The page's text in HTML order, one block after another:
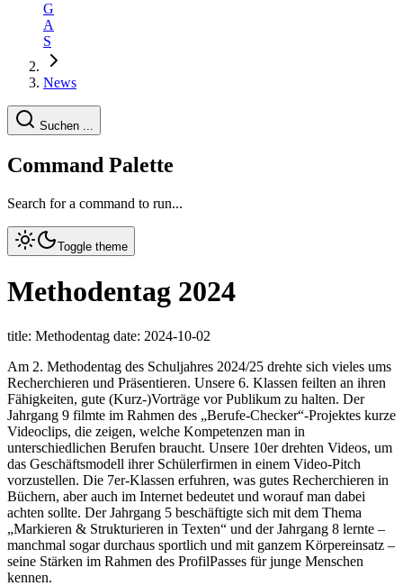
G
A
S
News
Suchen ...
Command Palette
Search for a command to run...
Toggle theme
Methodentag 2024
title: Methodentag date: 2024-10-02
Am 2. Methodentag des Schuljahres 2024/25 drehte sich vieles ums
Recherchieren und Präsentieren. Unsere 6. Klassen feilten an ihren
Fähigkeiten, gute (Kurz-)Vorträge vor Publikum zu halten. Der
Jahrgang 9 filmte im Rahmen des „Berufe-Checker“-Projektes kurze
Videoclips, die zeigen, welche Kompetenzen man in
unterschiedlichen Berufen braucht. Unsere 10er drehten Videos, um
das Geschäftsmodell ihrer Schülerfirmen in einem Video-Pitch
vorzustellen. Die 7er-Klassen erfuhren, was gutes Recherchieren in
Büchern, aber auch im Internet bedeutet und worauf man dabei
achten sollte. Der Jahrgang 5 beschäftigte sich mit dem Thema
„Markieren & Strukturieren in Texten“ und der Jahrgang 8 lernte –
manchmal sogar durchaus sportlich und mit ganzem Körpereinsatz –
seine Stärken im Rahmen des ProfilPasses für junge Menschen
kennen.